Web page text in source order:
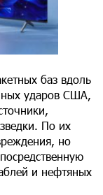
баз вдоль
ударов США,
По их
но
и нефтяных